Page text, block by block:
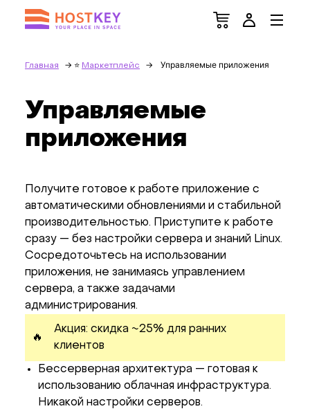
Главная Маркетплейс Управляемые приложения
Управляемые
приложения
Получите готовое к работе приложение с
автоматическими обновлениями и стабильной
производительностью. Приступите к работе
сразу — без настройки сервера и знаний Linux.
Сосредоточьтесь на использовании
приложения, не занимаясь управлением
сервера, а также задачами
администрирования.
🔥
Акция: скидка ~25% для ранних
клиентов
Бессерверная архитектура — готовая к
использованию облачная инфраструктура.
Никакой настройки серверов.